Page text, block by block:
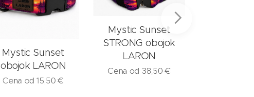
Mystic Sunset
obojok LARON
Cena od 15,50€
Mystic Sunset
STRONG obojok
LARON
Cena od 38,50€